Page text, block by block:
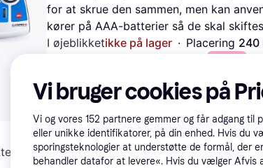
for at skrue den sammen, men kan
kører på AAA-batterier så de skal skiftes
I øjeblikketikke på lager · Placering 240
Specifikationer
Vi bruger cookies på
Vi og vores 152 partnere gemmer og får adgang til
eller unikke identifikatorer, på din enhed. Hvis du
sporingsteknologier at understøtte de formål, der
behandler datafor at levere«. Hvis du vælger